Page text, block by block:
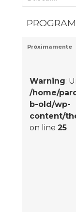
Próximamente
Warning:
/home/
b-old/wp-
content/
on line 25